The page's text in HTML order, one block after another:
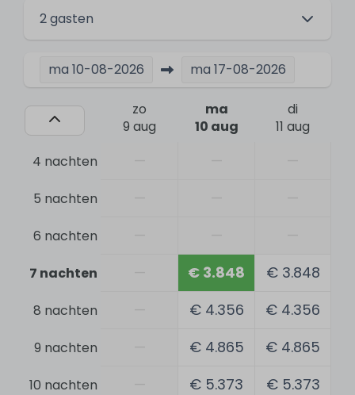
Activiteiten
Vissen
Watersporten
Kitesurfen
Veiligheid
Rookmelder
Algemeen
2 gasten
ma 10-08-2026 ma 17-08-2026
zo
9 aug
ma
10 aug
di
11 aug
4 nachten
5 nachten
6 nachten
7 nachten € 3.848 € 3.848
8 nachten € 4.356 € 4.356
9 nachten € 4.865 € 4.865
10 nachten € 5.373 € 5.373